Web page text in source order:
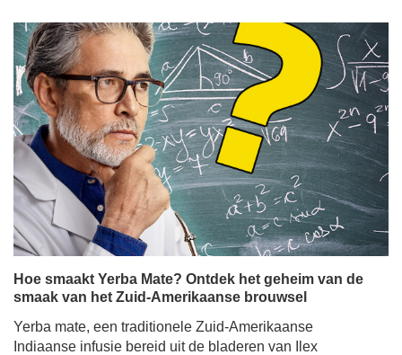
Hoe smaakt Yerba Mate? Ontdek het geheim van de
smaak van het Zuid-Amerikaanse brouwsel
Yerba mate, een traditionele Zuid-Amerikaanse
Indiaanse infusie bereid uit de bladeren van Ilex